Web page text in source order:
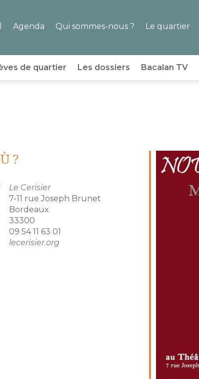
Agenda Qui sommes-nous ? Le quartier
de quartier Les dossiers Bacalan TV
?
Le Cerisier
7-11 rue Joseph Brunet
Bordeaux
33300
09 54 11 63 01
lecerisier.org